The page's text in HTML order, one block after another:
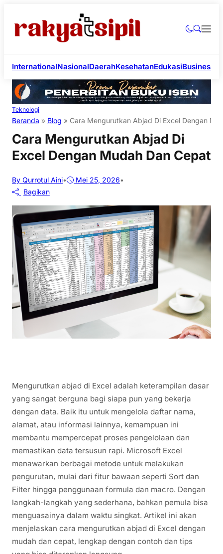
InternationalNasionalDaerahKesehatanEdukasiBusiness
Teknologi
Beranda » Blog » Cara Mengurutkan Abjad Di Excel Dengan
Cara Mengurutkan Abjad Di
Excel Dengan Mudah Dan Cepat
By Qurrotul Aini• Mei 25, 2026•
Bagikan
Mengurutkan abjad di Excel adalah keterampilan dasar
yang sangat berguna bagi siapa pun yang bekerja
dengan data. Baik itu untuk mengelola daftar nama,
alamat, atau informasi lainnya, kemampuan ini
membantu mempercepat proses pengelolaan dan
memastikan data tersusun rapi. Microsoft Excel
menawarkan berbagai metode untuk melakukan
pengurutan, mulai dari fitur bawaan seperti Sort dan
Filter hingga penggunaan formula dan macro. Dengan
langkah-langkah yang sederhana, bahkan pemula bisa
menguasainya dalam waktu singkat. Artikel ini akan
menjelaskan cara mengurutkan abjad di Excel dengan
mudah dan cepat, lengkap dengan contoh dan tips